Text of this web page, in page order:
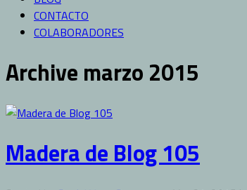
CONTACTO
COLABORADORES
Archive marzo 2015
Madera de Blog 105